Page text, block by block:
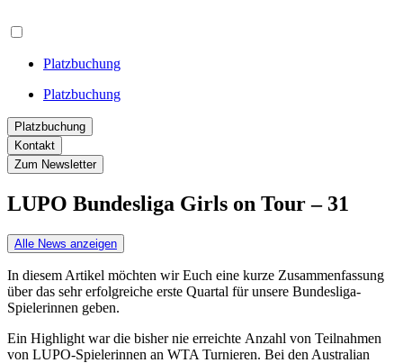
Platzbuchung
Platzbuchung
Platzbuchung
Kontakt
Zum Newsletter
LUPO Bundesliga Girls on Tour – 31
Alle News anzeigen
In diesem Artikel möchten wir Euch eine kurze Zusammenfassung
über das sehr erfolgreiche erste Quartal für unsere Bundesliga-
Spielerinnen geben.
Ein Highlight war die bisher nie erreichte Anzahl von Teilnahmen
von LUPO-Spielerinnen an WTA Turnieren. Bei den Australian